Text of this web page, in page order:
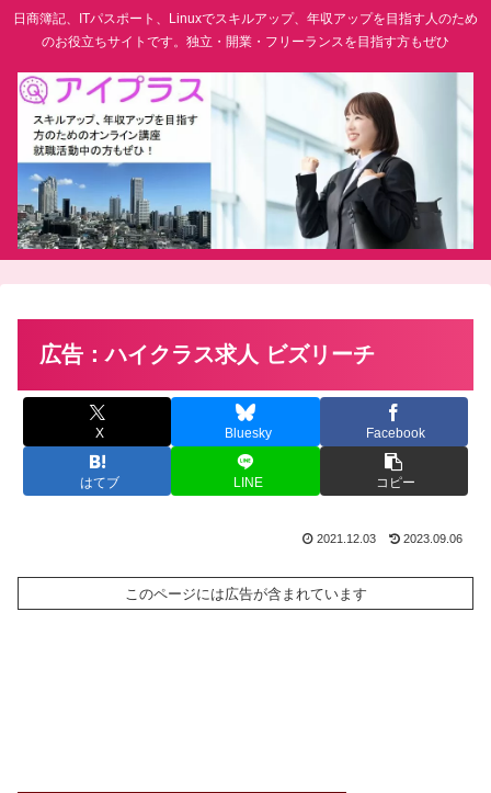
日商簿記、ITパスポート、Linuxでスキルアップ、年収アップを目指す人のため
のお役立ちサイトです。独立・開業・フリーランスを目指す方もぜひ
広告：ハイクラス求人 ビズリーチ
X Bluesky Facebook
はてブ LINE コピー
2021.12.03 2023.09.06
このページには広告が含まれています